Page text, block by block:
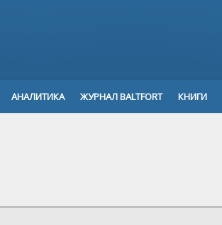
АНАЛИТИКА ЖУРНАЛ BALTFORT КНИГИ